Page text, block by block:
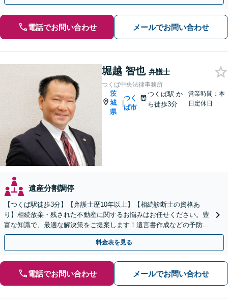
電話でお問い合わせ メールでお問い合わせ
堀越 智也 弁護士
つくば中央法律事務所
茨
城
県
|
つく
ば市
つくば駅か
ら徒歩3分
営業時間：本
日定休日
遺産分割調停
【つくば駅徒歩3分】【弁護士歴10年以上】【相続診断士の資格あ
り】相続放棄・残された不動産に関するお悩みはお任せください。豊
富な知識で、最適な解決策をご提案します！遺言書作成などの予防策
にも対応可能です【夜間・休日の相談可能】
料金表を見る
電話でお問い合わせ メールでお問い合わせ